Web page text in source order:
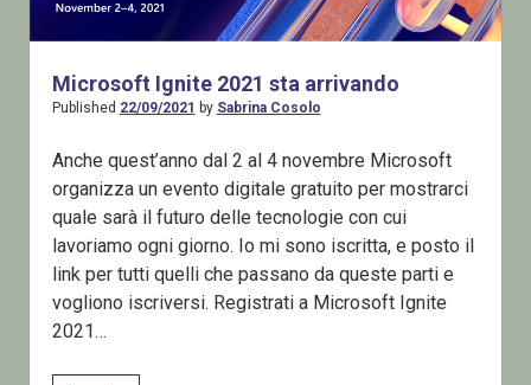
Microsoft Ignite 2021 sta arrivando
Published 22/09/2021 by Sabrina Cosolo
Anche quest’anno dal 2 al 4 novembre Microsoft
organizza un evento digitale gratuito per mostrarci
quale sarà il futuro delle tecnologie con cui
lavoriamo ogni giorno. Io mi sono iscritta, e posto il
link per tutti quelli che passano da queste parti e
vogliono iscriversi. Registrati a Microsoft Ignite
2021…